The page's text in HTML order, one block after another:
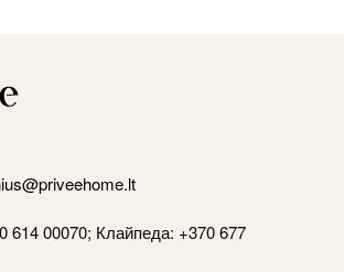
614 00070; Клайпеда: +370 677